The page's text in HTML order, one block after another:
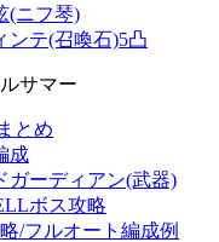
(ニフ琴)
ンテ(召喚石)5凸
サマー
とめ
成
ガーディアン(武器)
ボス攻略
/フルオート編成例